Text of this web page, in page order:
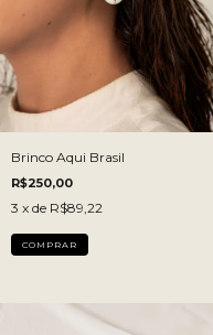
Brinco Aqui Brasil
R$250,00
3 x de R$89,22
COMPRAR